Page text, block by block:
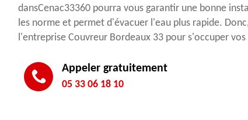
dansCenac33360 pourra vous garantir une bonne
les norme et permet d'évacuer l'eau plus rapide.
l'entreprise Couvreur Bordeaux 33 pour s'occuper
Appeler gratuitement
05 33 06 18 10